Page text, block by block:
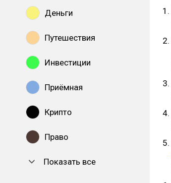
Деньги
Путешествия
Инвестиции
Приёмная
Крипто
Право
Показать все